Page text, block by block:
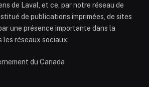
de Laval, et ce, par notre réseau de
de publications imprimées, de sites
une présence importante dans la
les réseaux sociaux.
du Canada